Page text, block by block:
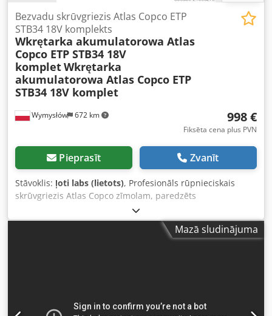
Wymysłów 672 km
Bezvadu skrūvgriezis Atlas Copco ETP
STB34 18V komplekts
Wkrętarka akumulatorowa Atlas
Copco ETP STB34 18V
kompletWkrętarka
akumulatorowa Atlas Copco ETP
STB34 18V komplet
998 €
Fiksēta cena plus PVN
Pieprasīt Zvanīt
Stāvoklis: ļoti labs (lietots), Profesionāls rūpnieciskais
skrūvgriezis Atlas Copco zīmolam, paredzēts
nepārtrauktam darbam montāžas līnijās un ražošanas
lietojumos. Rūpnieciskās klases iekārta – nav tirgus vai
mājsaimniecības modelis. Dodpsyc Rvaefx Abzeck
• 2x 18V akumulatori Atlas Copco • Lādētājs Atlas Copco •
Mazā sludinājuma